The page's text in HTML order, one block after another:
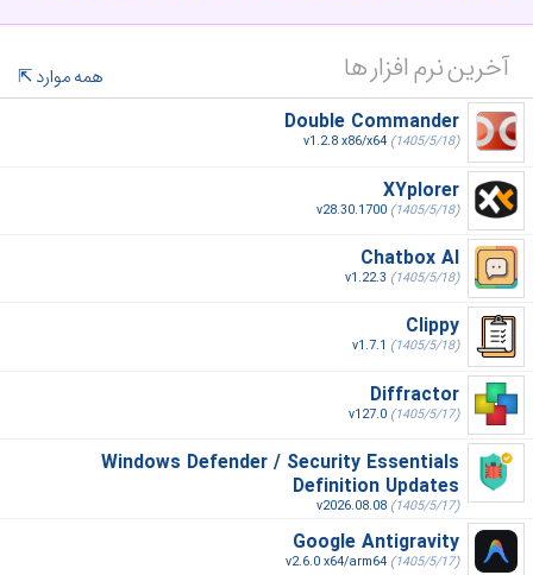
آخرین نرم افزار ها
همه موارد
Double Commander
v1.2.8 x86/x64 (1405/5/18)
XYplorer
v28.30.1700 (1405/5/18)
Chatbox AI
v1.22.3 (1405/5/18)
Clippy
v1.7.1 (1405/5/18)
Diffractor
v127.0 (1405/5/17)
Windows Defender / Security Essentials
Definition Updates
v2026.08.08 (1405/5/17)
Google Antigravity
v2.6.0 x64/arm64 (1405/5/17)